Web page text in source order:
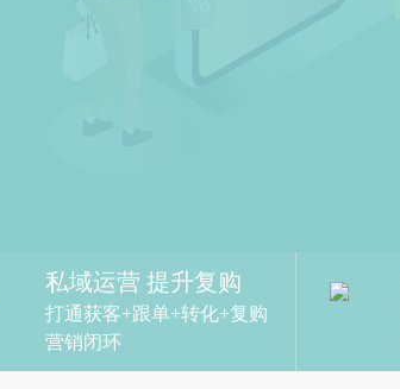
私域运营 提升复购
打通获客+跟单+转化+复购
营销闭环